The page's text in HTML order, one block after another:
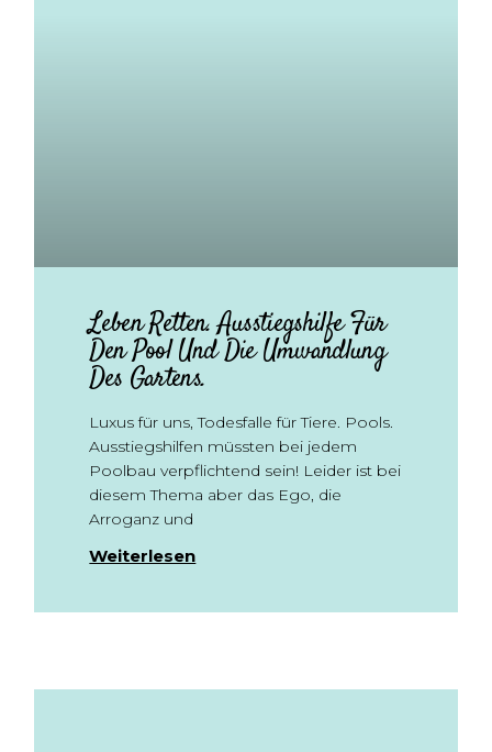
Leben Retten. Ausstiegshilfe Für
Den Pool Und Die Umwandlung
Des Gartens.
Luxus für uns, Todesfalle für Tiere. Pools.
Ausstiegshilfen müssten bei jedem
Poolbau verpflichtend sein! Leider ist bei
diesem Thema aber das Ego, die
Arroganz und
Weiterlesen